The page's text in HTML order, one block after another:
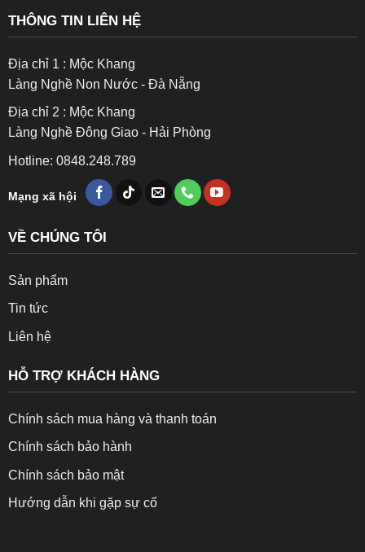
THÔNG TIN LIÊN HỆ
Địa chỉ 1 : Mộc Khang
Làng Nghề Non Nước - Đà Nẵng
Địa chỉ 2 : Mộc Khang
Làng Nghề Đông Giao - Hải Phòng
Hotline: 0848.248.789
Mạng xã hội
VỀ CHÚNG TÔI
Sản phẩm
Tin tức
Liên hệ
HỖ TRỢ KHÁCH HÀNG
Chính sách mua hàng và thanh toán
Chính sách bảo hành
Chính sách bảo mật
Hướng dẫn khi gặp sự cố